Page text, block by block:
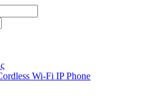
Wi-Fi IP Phone